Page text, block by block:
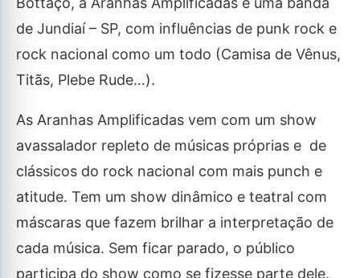
de Jundiaí – SP, com influências de punk rock e
rock nacional como um todo (Camisa de Vênus,
Titãs, Plebe Rude…).
As Aranhas Amplificadas vem com um show
avassalador repleto de músicas próprias e de
clássicos do rock nacional com mais punch e
atitude. Tem um show dinâmico e teatral com
máscaras que fazem brilhar a interpretação de
cada música. Sem ficar parado, o público
participa do show como se fizesse parte dele.